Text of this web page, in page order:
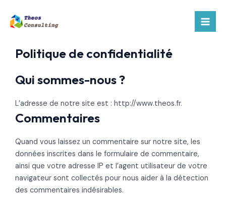
contenu
Politique de confidentialité
Qui sommes-nous ?
L’adresse de notre site est : http://www.theos.fr.
Commentaires
Quand vous laissez un commentaire sur notre site, les
données inscrites dans le formulaire de commentaire,
ainsi que votre adresse IP et l’agent utilisateur de votre
navigateur sont collectés pour nous aider à la détection
des commentaires indésirables.